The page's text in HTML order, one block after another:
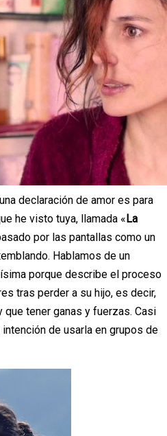
declaración de amor es para
he visto tuya, llamada «La
por las pantallas como un
Hablamos de un
porque describe el proceso
tras perder a su hijo, es decir,
que tener ganas y fuerzas. Casi
de usarla en grupos de